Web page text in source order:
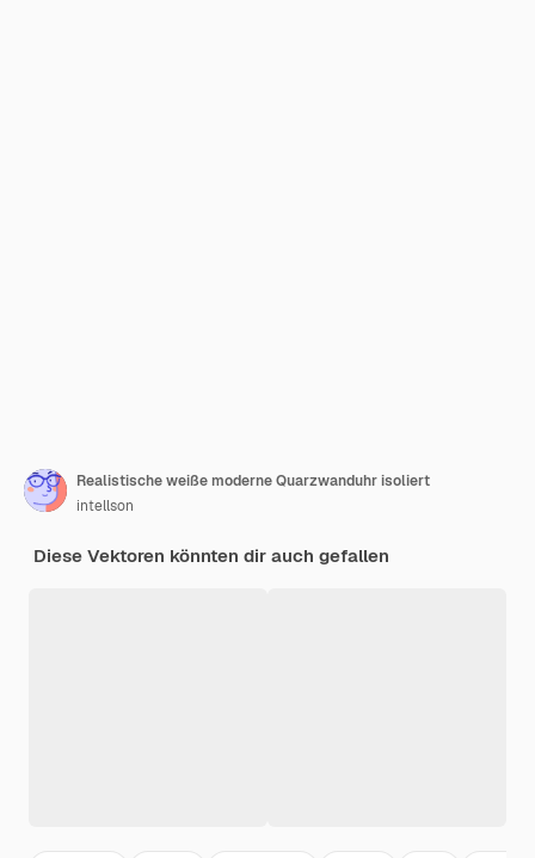
Realistische weiße moderne Quarzwanduhr isoliert
intellson
Diese Vektoren könnten dir auch gefallen